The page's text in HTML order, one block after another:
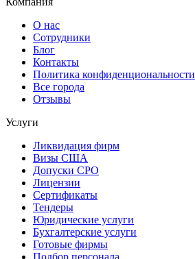
О нас
Сотрудники
Блог
Контакты
Политика конфиденциональности
Все города
Отзывы
Услуги
Ликвидация фирм
Визы США
Допуски СРО
Лицензии
Сертификаты
Тендеры
Юридические услуги
Бухгалтерские услуги
Готовые фирмы
Подбор персонала